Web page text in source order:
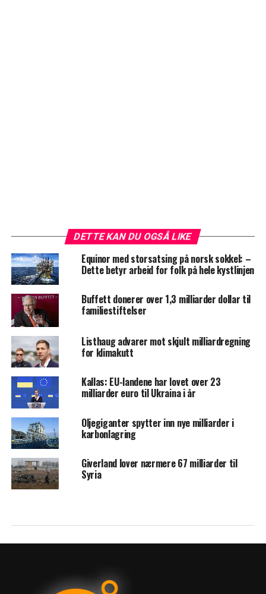
DETTE KAN DU OGSÅ LIKE
Equinor med storsatsing på norsk sokkel: –
Dette betyr arbeid for folk på hele kystlinjen
Buffett donerer over 1,3 milliarder dollar til
familiestiftelser
Listhaug advarer mot skjult milliardregning
for klimakutt
Kallas: EU-landene har lovet over 23
milliarder euro til Ukraina i år
Oljegiganter spytter inn nye milliarder i
karbonlagring
Giverland lover nærmere 67 milliarder til
Syria